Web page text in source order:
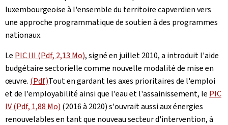
luxembourgeoise à l'ensemble du territoire capverdien vers
une approche programmatique de soutien à des programmes
nationaux.
Le PIC III (Pdf, 2,13 Mo), signé en juillet 2010, a introduit l'aide
budgétaire sectorielle comme nouvelle modalité de mise en
œuvre. (Pdf)Tout en gardant les axes prioritaires de l'emploi
et de l'employabilité ainsi que l'eau et l'assainissement, le PIC
IV (Pdf, 1,88 Mo) (2016 à 2020) s'ouvrait aussi aux énergies
renouvelables en tant que nouveau secteur d'intervention, à